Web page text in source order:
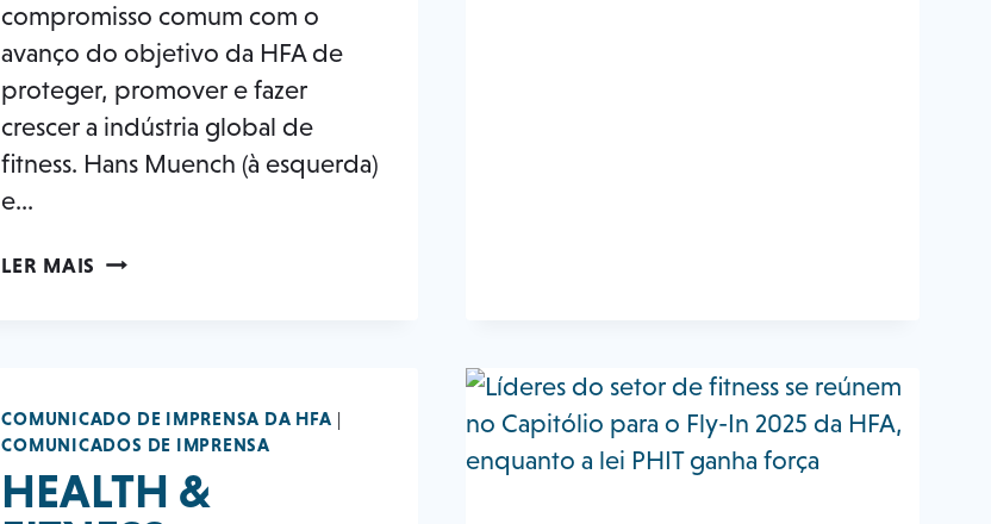
compromisso comum com o
avanço do objetivo da HFA de
proteger, promover e fazer
crescer a indústria global de
fitness. Hans Muench (à esquerda)
e...
LER MAIS A
REPRESENTAÇÃO
GLOBAL
EUROPA
GOING
AWAY
COMUNICADO DE IMPRENSA DA HFA |
COMUNICADOS DE IMPRENSA
HEALTH &